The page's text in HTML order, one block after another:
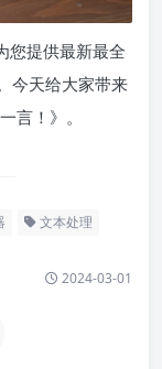
您提供最新最全
今天给大家带来
言！》。
文本处理
2024-03-01